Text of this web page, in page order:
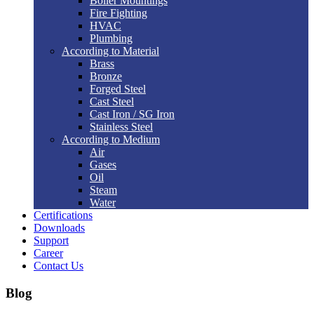
Fire Fighting
HVAC
Plumbing
According to Material
Brass
Bronze
Forged Steel
Cast Steel
Cast Iron / SG Iron
Stainless Steel
According to Medium
Air
Gases
Oil
Steam
Water
Certifications
Downloads
Support
Career
Contact Us
Blog